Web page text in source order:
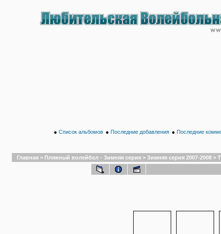
● Список альбомов ● Последние добавления ● Последние
Главная > Пляжный волейбол - Зимняя серия > Зимняя серия 2007-2008 >